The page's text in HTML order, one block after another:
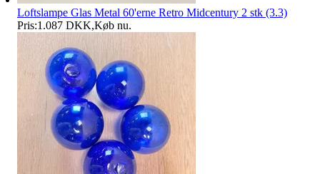
Loftslampe Glas Metal 60'erne Retro Midcentury 2 stk (3.3)
Pris:1.087 DKK,Køb nu.